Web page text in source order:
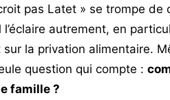
pas Latet» se trompe de
autrement, en
la privation alimentaire.
question qui compte :
famille ?